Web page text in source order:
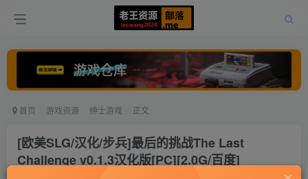
首页 游戏资源 绅士游戏 正文
[欧美SLG/汉化/步兵]最后的挑战The Last
Challenge v0.1.3汉化版[PC][2.0G/百度]